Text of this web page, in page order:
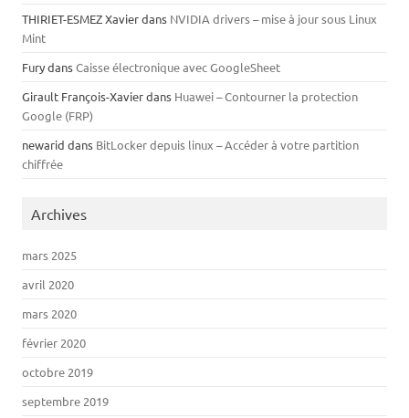
THIRIET-ESMEZ Xavierdans NVIDIA drivers – mise à jour sous Linux
Mint
FurydansCaisse électronique avec GoogleSheet
Girault François-Xavierdans Huawei – Contourner la protection
Google (FRP)
newarid dans BitLocker depuis linux – Accéder à votre partition
chiffrée
Archives
mars 2025
avril 2020
mars 2020
février 2020
octobre 2019
septembre 2019